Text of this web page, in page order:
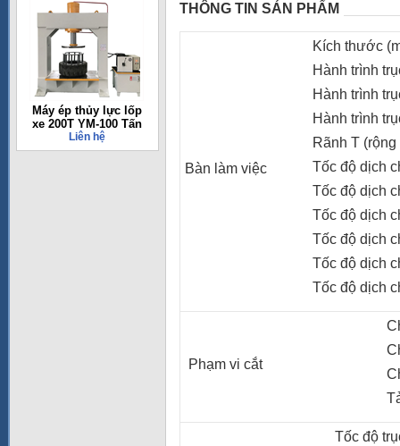
Máy ép thủy lực lốp
xe 200T YM-100 Tấn
Liên hệ
THÔNG TIN SẢN PHẨM
Bàn làm việc
Kích thước
Hành trình
Hành trình
Hành trình
Rãnh T
Tốc độ dịch
Tốc độ dịch
Tốc độ dịch
Tốc độ dịch
Tốc độ dịch
Tốc độ dịch
Phạm vi cắt
Tốc độ